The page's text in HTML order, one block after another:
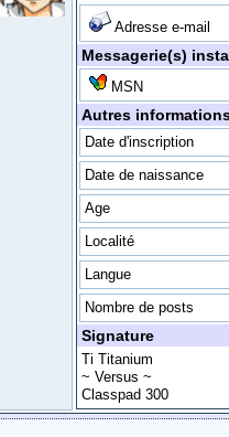
Adresse e-mail
Messagerie(s)
MSN
Autres
Date d'inscription
Date de naissance
Age
Localité
Langue
Nombre de posts
Signature
Ti Titanium
~ Versus ~
Classpad 300